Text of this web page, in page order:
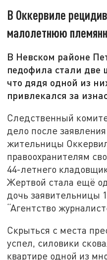
В Оккервиле
малолетнюю
В Невском районе
педофила стали две
что дядя одной из
привлекался за
Следственный
дело после
жительницы
правоохранителям
44-летнего
Жертвой стала ещё
дочь заявительницы
“Агентство
Скрыться с места
успел, силовики
квартире одной из